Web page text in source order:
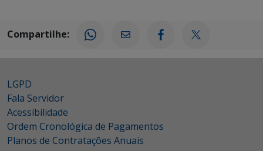
Compartilhe:
LGPD
Fala Servidor
Acessibilidade
Ordem Cronológica de Pagamentos
Planos de Contratações Anuais